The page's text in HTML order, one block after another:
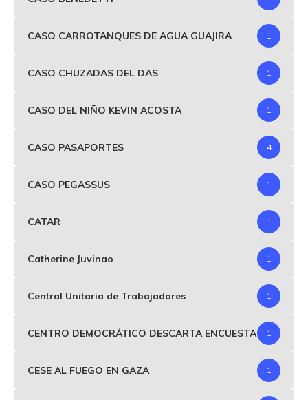
CASO CARROTANQUES DE AGUA GUAJIRA 1
CASO CHUZADAS DEL DAS 1
CASO DEL NIÑO KEVIN ACOSTA 1
CASO PASAPORTES 4
CASO PEGASSUS 1
CATAR 1
Catherine Juvinao 1
Central Unitaria de Trabajadores 1
CENTRO DEMOCRÁTICO DESCARTA ENCUESTA 1
CESE AL FUEGO EN GAZA 1